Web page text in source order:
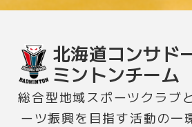
北海道コンサド
ミントンチーム
総合型地域スポーツクラブ
ーツ振興を目指す活動の一